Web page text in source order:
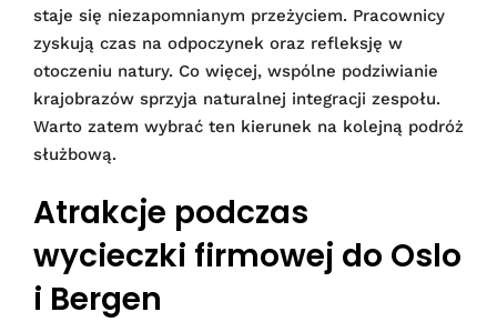
staje się niezapomnianym przeżyciem. Pracownicy
zyskują czas na odpoczynek oraz refleksję w
otoczeniu natury. Co więcej, wspólne podziwianie
krajobrazów sprzyja naturalnej integracji zespołu.
Warto zatem wybrać ten kierunek na kolejną podróż
służbową.
Atrakcje podczas
wycieczki firmowej do Oslo
i Bergen